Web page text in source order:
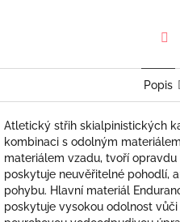
Popis
Atletický střih skialpinistických
kombinaci s odolným
materiálem vzadu, tvoří
poskytuje neuvěřitelné pohodlí,
pohybu. Hlavní materiál
poskytuje vysokou odolnost